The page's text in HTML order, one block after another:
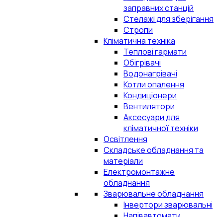
заправних станцій
Стелажі для зберігання
Стропи
Кліматична техніка
Теплові гармати
Обігрівачі
Водонагрівачі
Котли опалення
Кондиціонери
Вентилятори
Аксесуари для
кліматичної техніки
Освітлення
Складське обладнання та
матеріали
Електромонтажне
обладнання
Зварювальне обладнання
Інвертори зварювальні